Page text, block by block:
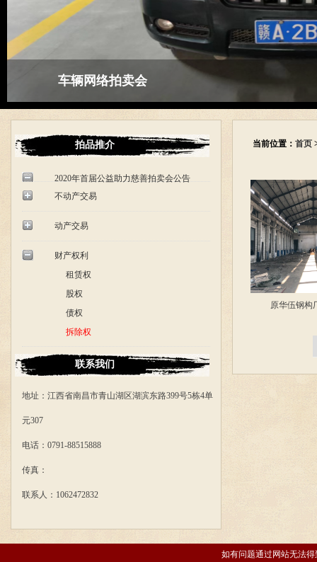
车辆网络拍卖会
拍品推介
2020年首届公益助力慈善拍卖会公告
不动产交易
动产交易
财产权利
租赁权
股权
债权
拆除权
联系我们
地址：江西省南昌市青山湖区湖滨东路399号5栋4单
元307
电话：0791-88515888
传真：
联系人：1062472832
当前位置： 首页
原华伍钢构
如有问题通过网站无法得